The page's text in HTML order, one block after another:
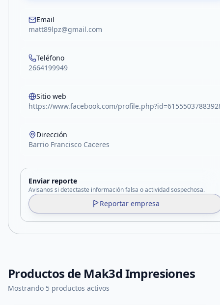
Email
matt89lpz@gmail.com
Teléfono
2664199949
Sitio web
https://www.facebook.com/
Dirección
Barrio Francisco Caceres
Enviar reporte
Avisanos si detectaste información falsa o actividad sospechosa.
Reportar empresa
Productos de Mak3d Impresiones
Mostrando 5 productos activos